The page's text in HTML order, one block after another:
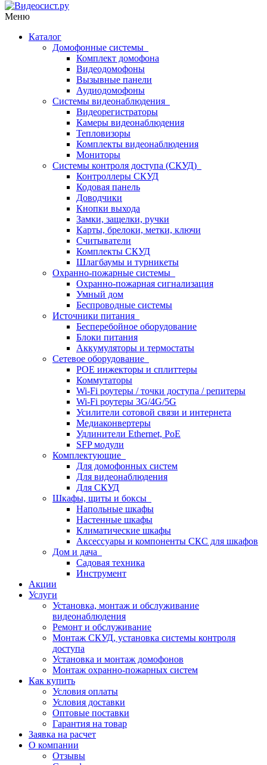
Меню
Каталог
Домофонные системы
Комплект домофона
Видеодомофоны
Вызывные панели
Аудиодомофоны
Системы видеонаблюдения
Видеорегистраторы
Камеры видеонаблюдения
Тепловизоры
Комплекты видеонаблюдения
Мониторы
Системы контроля доступа (СКУД)
Контроллеры СКУД
Кодовая панель
Доводчики
Кнопки выхода
Замки, защелки, ручки
Карты, брелоки, метки, ключи
Считыватели
Комплекты СКУД
Шлагбаумы и турникеты
Охранно-пожарные системы
Охранно-пожарная сигнализация
Умный дом
Беспроводные системы
Источники питания
Бесперебойное оборудование
Блоки питания
Аккумуляторы и термостаты
Сетевое оборудование
POE инжекторы и сплиттеры
Коммутаторы
Wi-Fi роутеры / точки доступа / репитеры
Wi-Fi роутеры 3G/4G/5G
Усилители сотовой связи и интернета
Медиаконвертеры
Удлинители Ethernet, PoE
SFP модули
Комплектующие
Для домофонных систем
Для видеонаблюдения
Для СКУД
Шкафы, щиты и боксы
Напольные шкафы
Настенные шкафы
Климатические шкафы
Аксессуары и компоненты СКС для шкафов
Дом и дача
Садовая техника
Инструмент
Акции
Услуги
Установка, монтаж и обслуживание
видеонаблюдения
Ремонт и обслуживание
Монтаж СКУД, установка системы контроля
доступа
Установка и монтаж домофонов
Монтаж охранно-пожарных систем
Как купить
Условия оплаты
Условия доставки
Оптовые поставки
Гарантия на товар
Заявка на расчет
О компании
Отзывы